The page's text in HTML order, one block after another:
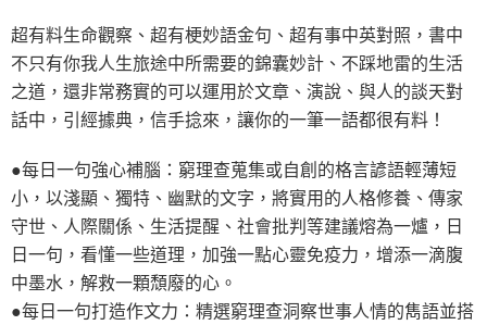
超有料生命觀察、超有梗妙語金句、超有事中英對照，書中
不只有你我人生旅途中所需要的錦囊妙計、不踩地雷的生活
之道，還非常務實的可以運用於文章、演說、與人的談天對
話中，引經據典，信手捻來，讓你的一筆一語都很有料！
●每日一句強心補腦：窮理查蒐集或自創的格言諺語輕薄短
小，以淺顯、獨特、幽默的文字，將實用的人格修養、傳家
守世、人際關係、生活提醒、社會批判等建議熔為一爐，日
日一句，看懂一些道理，加強一點心靈免疫力，增添一滴腹
中墨水，解救一顆頹廢的心。
●每日一句打造作文力：精選窮理查洞察世事人情的雋語並搭